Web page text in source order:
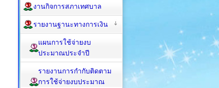
งานกิจการสภาเทศบาล
รายงานฐานะทางการเงิน
แผนการใช้จ่ายงบ
ประมาณประจำปี
รายงานการกำกับติดตาม
การใช้จ่ายงบประมาณ